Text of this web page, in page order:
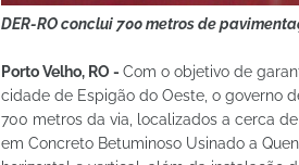
DER-RO conclui 700 metros de
Porto Velho, RO - Com o objetivo de
cidade de Espigão do Oeste, o governo
700 metros da via, localizados a cerca
em Concreto Betuminoso Usinado a